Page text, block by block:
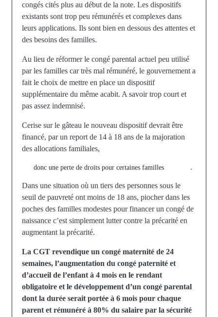
congés cités plus au début de la note. Les dispositifs
existants sont trop peu rémunérés et complexes dans
leurs applications. Ils sont bien en dessous des attentes et
des besoins des familles.
Au lieu de réformer le congé parental actuel peu utilisé
par les familles car très mal rémunéré, le gouvernement a
fait le choix de mettre en place un dispositif
supplémentaire du même acabit. A savoir trop court et
pas assez indemnisé.
Cerise sur le gâteau le nouveau dispositif devrait être
financé, par un report de 14 à 18 ans de la majoration
des allocations familiales,
donc une perte de droits pour certaines familles .
Dans une situation où un tiers des personnes sous le
seuil de pauvreté ont moins de 18 ans, piocher dans les
poches des familles modestes pour financer un congé de
naissance c’est simplement lutter contre la précarité en
augmentant la précarité.
La CGT revendique un congé maternité de 24
semaines, l’augmentation du congé paternité et
d’accueil de l’enfant à 4 mois en le rendant
obligatoire et le développement d’un congé parental
dont la durée serait portée à 6 mois pour chaque
parent et rémunéré à 80% du salaire par la sécurité